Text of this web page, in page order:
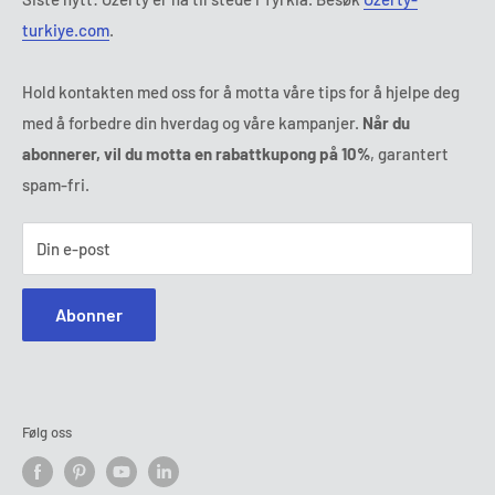
turkiye.com.
Hold kontakten med oss for å motta våre tips for å hjelpe deg
med å forbedre din hverdag og våre kampanjer. Når du
abonnerer, vil du motta en rabattkupong på 10%, garantert
spam-fri.
Din e-post
Abonner
Følg oss